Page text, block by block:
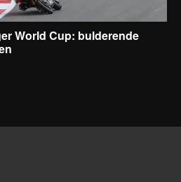
World Cup: bulderende